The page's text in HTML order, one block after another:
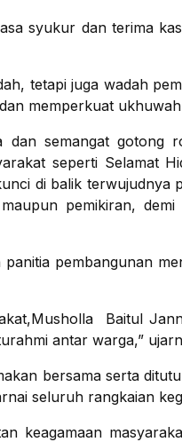
syukur dan terima
tetapi juga wadah
memperkuat
semangat gotong
seperti Selamat
di balik
pemikiran,
pembangunan
Baitul
antar warga,”
bersama serta
seluruh rangkaian
keagamaan